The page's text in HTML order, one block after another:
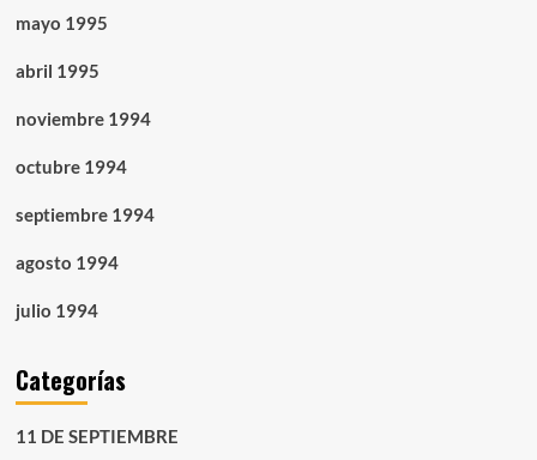
mayo 1995
abril 1995
noviembre 1994
octubre 1994
septiembre 1994
agosto 1994
julio 1994
Categorías
11 DE SEPTIEMBRE